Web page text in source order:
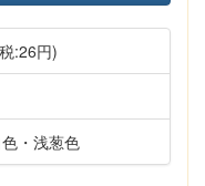
:26円)
・浅葱色